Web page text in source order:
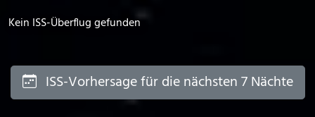
Kein ISS-Überflug gefunden
ISS-Vorhersage für die nächsten 7 Nächte